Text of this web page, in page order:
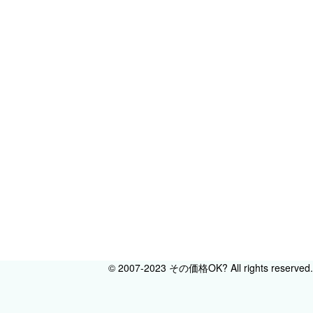
© 2007-2023 その価格OK? All rights reserved.